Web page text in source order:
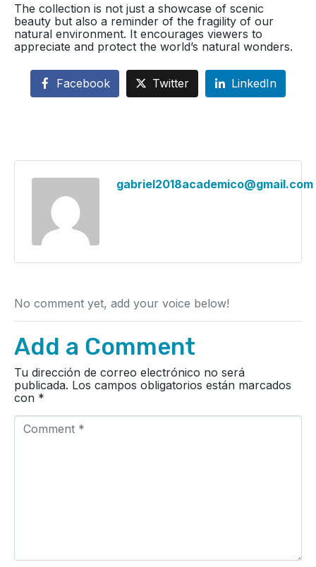
The collection is not just a showcase of scenic
beauty but also a reminder of the fragility of our
natural environment. It encourages viewers to
appreciate and protect the world’s natural wonders.
Facebook Twitter LinkedIn
gabriel2018academico@gmail.com
No comment yet, add your voice below!
Add a Comment
Tu dirección de correo electrónico no será
publicada. Los campos obligatorios están marcados
con *
C